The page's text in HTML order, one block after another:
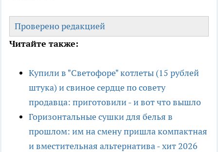
Проверено редакцией
Читайте также:
Купили в "Светофоре" котлеты (15 рублей
штука) и свиное сердце по совету
продавца: приготовили - и вот что вышло
Горизонтальные сушки для белья в
прошлом: им на смену пришла компактная
и вместительная альтернатива - хит 2026